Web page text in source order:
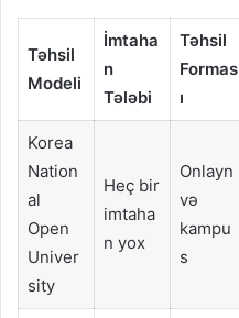
Təhsil
Modeli
İmtaha
n
Tələbi
Təhsil
Formas
ı
Korea
Nation
al
Open
Univer
sity
Heç bir
imtaha
n yox
Onlayn
və
kampu
s